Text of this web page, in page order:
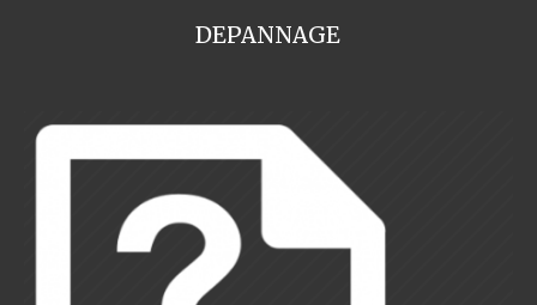
DEPANNAGE